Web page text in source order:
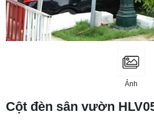
Ảnh
Cột đèn sân vườn